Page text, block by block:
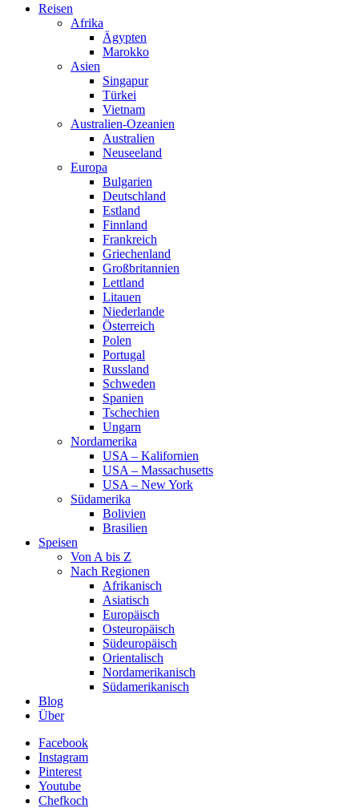
Reisen
Afrika
Ägypten
Marokko
Asien
Singapur
Türkei
Vietnam
Australien-Ozeanien
Australien
Neuseeland
Europa
Bulgarien
Deutschland
Estland
Finnland
Frankreich
Griechenland
Großbritannien
Lettland
Litauen
Niederlande
Österreich
Polen
Portugal
Russland
Schweden
Spanien
Tschechien
Ungarn
Nordamerika
USA – Kalifornien
USA – Massachusetts
USA – New York
Südamerika
Bolivien
Brasilien
Speisen
Von A bis Z
Nach Regionen
Afrikanisch
Asiatisch
Europäisch
Osteuropäisch
Südeuropäisch
Orientalisch
Nordamerikanisch
Südamerikanisch
Blog
Über
Facebook
Instagram
Pinterest
Youtube
Chefkoch